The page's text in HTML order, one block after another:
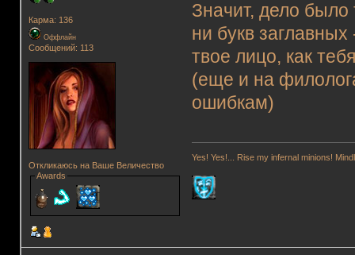
Карма: 136
Оффлайн
Сообщений: 113
Откликаюсь на Ваше Величество
Awards
Значит, дело было
ни букв
твое лицо, как
(еще и на
ошибкам)
Yes! Yes!... Rise my infernal minions!